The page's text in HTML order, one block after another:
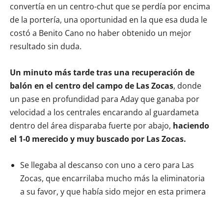
convertía en un centro-chut que se perdía por encima
de la portería, una oportunidad en la que esa duda le
costó a Benito Cano no haber obtenido un mejor
resultado sin duda.
Un minuto más tarde tras una recuperación de
balón en el centro del campo de Las Zocas, donde
un pase en profundidad para Aday que ganaba por
velocidad a los centrales encarando al guardameta
dentro del área disparaba fuerte por abajo, haciendo
el 1-0 merecido y muy buscado por Las Zocas.
Se llegaba al descanso con uno a cero para Las
Zocas, que encarrilaba mucho más la eliminatoria
a su favor, y que había sido mejor en esta primera